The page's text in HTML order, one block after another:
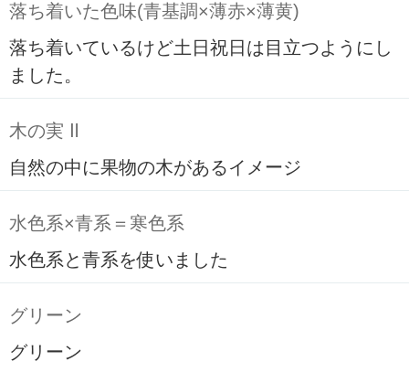
落ち着いた色味(青基調×薄赤×薄黄)
落ち着いているけど土日祝日は目立つようにし
ました。
木の実 Ⅱ
自然の中に果物の木があるイメージ
水色系×青系＝寒色系
水色系と青系を使いました
グリーン
グリーン